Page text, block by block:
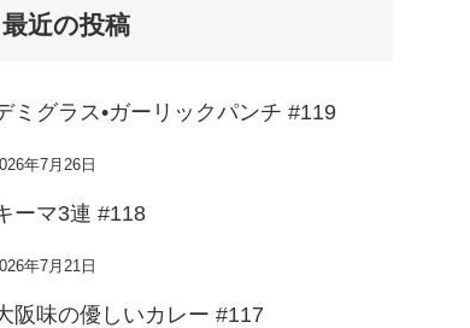
最近の投稿
ミグラス•ガーリックパンチ #119
年7月26日
ーマ3連 #118
年7月21日
阪味の優しいカレー #117